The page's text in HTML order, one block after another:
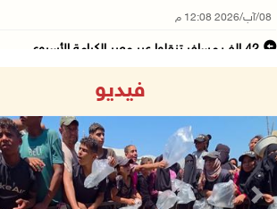
08/آب/2026 12:08 م
42 الف مسافر تنقلوا عبر معبر الكرامة الأسبوع ...
08/آب/2026 11:35 ص
منتخبنا الوطني للتايكواندو يستهل مشاركته في ب ...
08/آب/2026 11:06 ص
فيديو
Next